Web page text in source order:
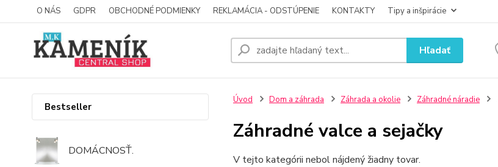
O NÁS GDPR OBCHODNÉ PODMIENKY REKLAMÁCIA - ODSTÚPENIE KONTAKTY Tipy a inšpirácie
Hľadať
Bestseller
DOMÁCNOSŤ.
Úvod Dom a záhrada Záhrada a okolie Záhradné náradie
Záhradné valce a sejačky
V tejto kategórii nebol nájdený žiadny tovar.